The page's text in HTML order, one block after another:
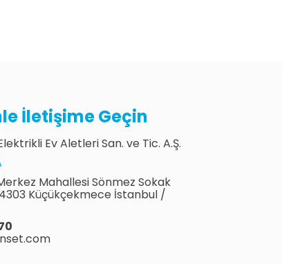
İletişime Geçin
Ev Aletleri San. ve Tic. A.Ş.
Mahallesi Sönmez Sokak
Küçükçekmece İstanbul /